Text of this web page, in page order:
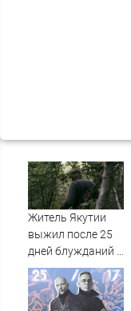
Житель Якутии
выжил после 25
дней блужданий в
тайге